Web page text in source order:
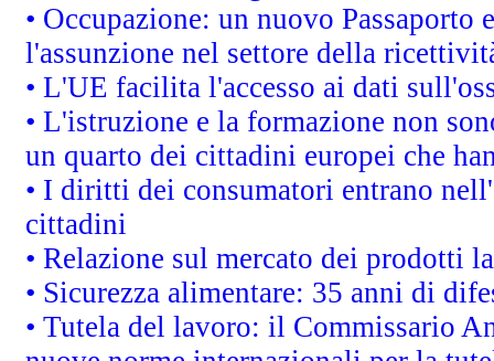
• Occupazione: un nuovo Passaporto
l'assunzione nel settore della
• L'UE facilita l'accesso ai dati
• L'istruzione e la formazione non
un quarto dei cittadini europei che
• I diritti dei consumatori entrano
cittadini
• Relazione sul mercato dei prodotti
• Sicurezza alimentare: 35 anni di
• Tutela del lavoro: il Commissario